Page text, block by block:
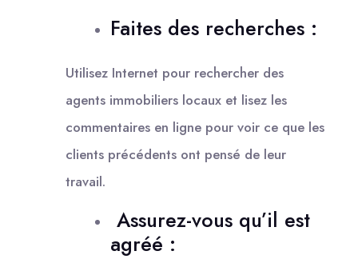
Faites des recherches :
Utilisez Internet pour rechercher des
agents immobiliers locaux et lisez les
commentaires en ligne pour voir ce que les
clients précédents ont pensé de leur
travail.
Assurez-vous qu’il est
agréé :